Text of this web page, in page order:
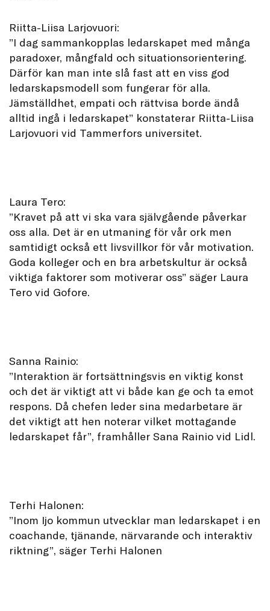
Riitta-Liisa Larjovuori:
”I dag sammankopplas ledarskapet med många
paradoxer, mångfald och situationsorientering.
Därför kan man inte slå fast att en viss god
ledarskapsmodell som fungerar för alla.
Jämställdhet, empati och rättvisa borde ändå
alltid ingå i ledarskapet” konstaterar Riitta-Liisa
Larjovuori vid Tammerfors universitet.
Laura Tero:
”Kravet på att vi ska vara självgående påverkar
oss alla. Det är en utmaning för vår ork men
samtidigt också ett livsvillkor för vår motivation.
Goda kolleger och en bra arbetskultur är också
viktiga faktorer som motiverar oss” säger Laura
Tero vid Gofore.
Sanna Rainio:
”Interaktion är fortsättningsvis en viktig konst
och det är viktigt att vi både kan ge och ta emot
respons. Då chefen leder sina medarbetare är
det viktigt att hen noterar vilket mottagande
ledarskapet får”, framhåller Sana Rainio vid Lidl.
Terhi Halonen:
”Inom Ijo kommun utvecklar man ledarskapet i en
coachande, tjänande, närvarande och interaktiv
riktning”, säger Terhi Halonen